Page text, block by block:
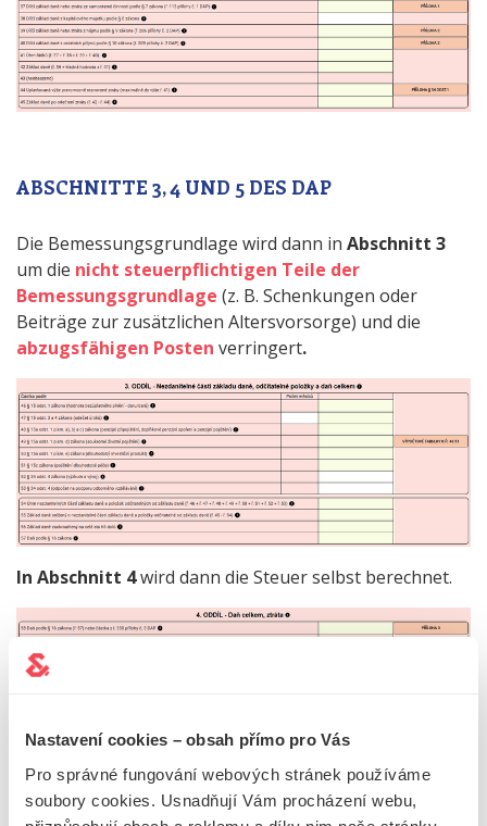
Nastavení cookies – obsah přímo pro Vás
Pro správné fungování webových stránek používáme
soubory cookies. Usnadňují Vám procházení webu,
ABSCHNITTE 3, 4 UND 5 DES DAP
Die Bemessungsgrundlage wird dann in Abschnitt 3
um die nicht steuerpflichtigen Teile der
Bemessungsgrundlage (z. B. Schenkungen oder
Beiträge zur zusätzlichen Altersvorsorge) und die
abzugsfähigen Posten verringert.
In Abschnitt 4wird dann die Steuer selbst berechnet.
Freibeträge
(z. B. Steuerfreibetrag oder
Behindertenfreibetrag) und der
Kinderfreibetrag
abgezogen.